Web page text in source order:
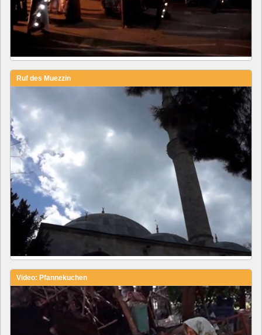
Ruf des Muezzin
Video: Pfannekuchen